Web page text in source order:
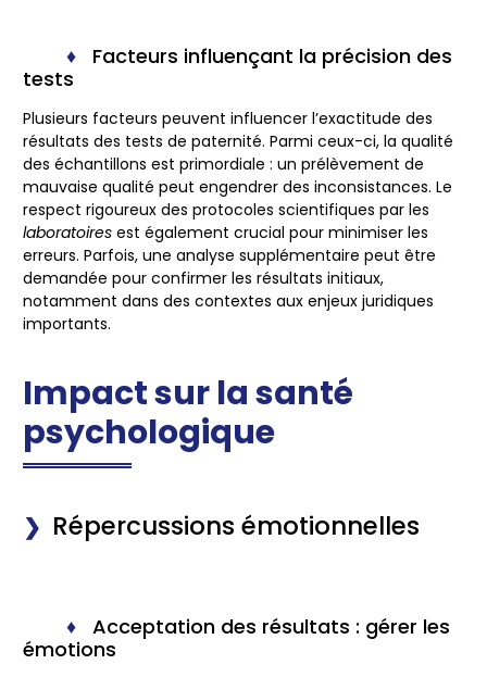
Facteurs influençant la précision des
tests
Plusieurs facteurs peuvent influencer l’exactitude des
résultats des tests de paternité. Parmi ceux-ci, la qualité
des échantillons est primordiale : un prélèvement de
mauvaise qualité peut engendrer des inconsistances. Le
respect rigoureux des protocoles scientifiques par les
laboratoires est également crucial pour minimiser les
erreurs. Parfois, une analyse supplémentaire peut être
demandée pour confirmer les résultats initiaux,
notamment dans des contextes aux enjeux juridiques
importants.
Impact sur la santé
psychologique
Répercussions émotionnelles
Acceptation des résultats : gérer les
émotions